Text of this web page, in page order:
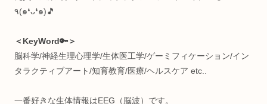
記事内容に不備等ありましたらご連絡ください🙏
Profile:まる。